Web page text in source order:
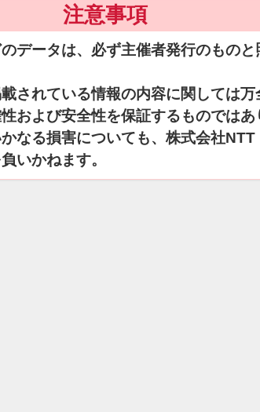
注意事項
データは、必ず主催者発行のものと
されている情報の内容に関しては万
および安全性を保証するものでは
なる損害についても、株式会社
いかねます。